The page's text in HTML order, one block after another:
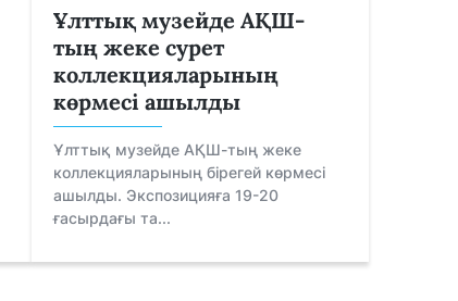
Ұлттық музейде АҚШ-
тың жеке сурет
коллекцияларының
көрмесі ашылды
Ұлттық музейде АҚШ-тың жеке
коллекцияларының бірегей көрмесі
ашылды. Экспозицияға 19-20
ғасырдағы та...